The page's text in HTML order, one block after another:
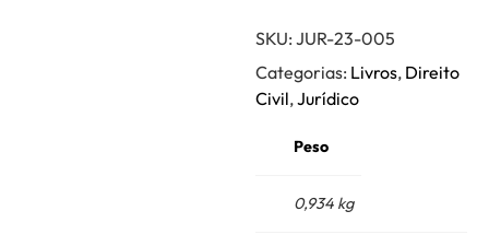
SKU: JUR-23-005
Categorias: Livros, Direito
Civil,Jurídico
Peso
0,934 kg